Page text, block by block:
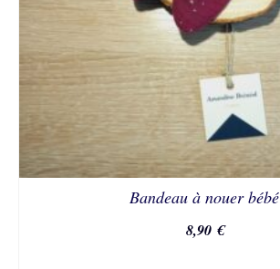
Bandeau à nouer bébé
8,90 €